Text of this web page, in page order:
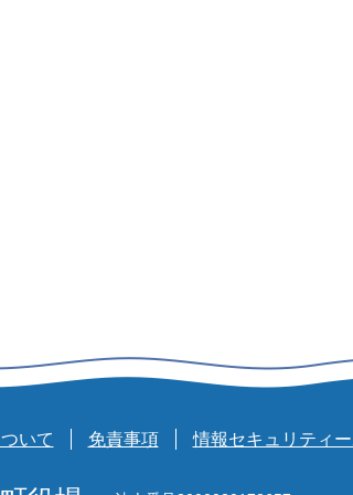
いて 免責事項 情報セキュリティ